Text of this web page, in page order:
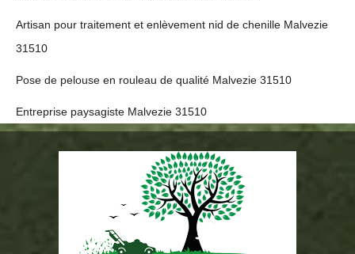
Artisan pour traitement et enlèvement nid de chenille Malvezie
31510
Pose de pelouse en rouleau de qualité Malvezie 31510
Entreprise paysagiste Malvezie 31510